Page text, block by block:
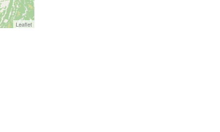
Leaflet